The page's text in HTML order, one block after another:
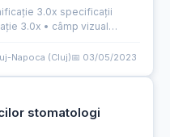
3.0x specificații
3.0x • câmp vizual
de focalizare adaptată
Napoca (Cluj)📅 03/05/2023
stomatologi